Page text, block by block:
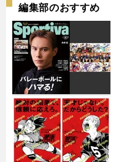
編集部のおすすめ